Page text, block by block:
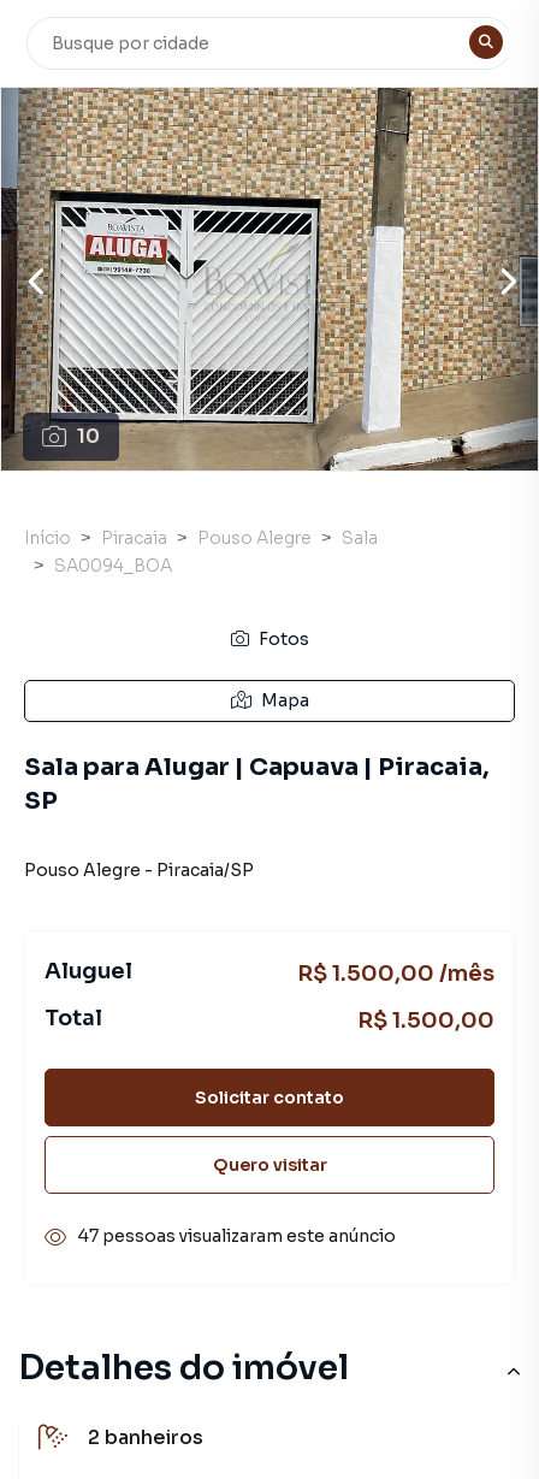
10
Detalhes do imóvel
2 banheiros
Início Piracaia Pouso Alegre
Sala
SA0094_BOA
Fotos
Mapa
Sala para Alugar | Capuava | Piracaia,
SP
Pouso Alegre - Piracaia/SP
Aluguel
R$ 1.500,00 /mês
Total
R$ 1.500,00
Solicitar contato
Quero visitar
47 pessoas visualizaram este anúncio